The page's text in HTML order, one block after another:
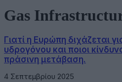
Gas
Γιατί η Ευρώπη διχάζεται
υδρογόνου και ποιοι
πράσινη μετάβαση.
4 Σεπτεμβρίου 2025